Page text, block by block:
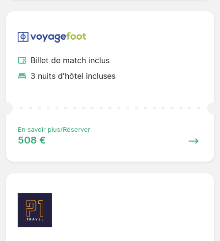
Billet de match inclus
3 nuits d'hôtel incluses
En savoir plus/Réserver
508 €